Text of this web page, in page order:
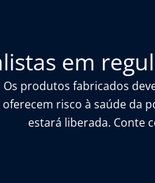
em
Os produtos fabricados
oferecem risco à saúde da
estará liberada. Conte